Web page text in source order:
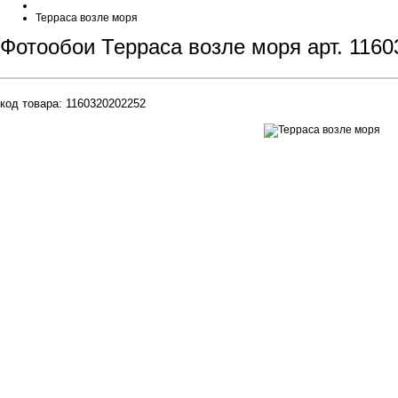
Терраса возле моря
Фотообои Терраса возле моря арт.
код товара: 1160320202252